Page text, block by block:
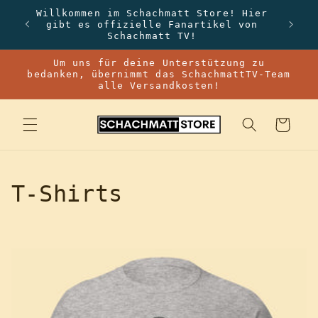
zum
Inhalt
Willkommen im Schachmatt Store! Hier
gibt es offizielle Fanartikel von
Schachmatt TV!
Um uns für deine Unterstützung zu
bedanken, übernimmt das SchachmattTV-Team
alle Versandkosten!
Warenkorb
K
T-Shirts